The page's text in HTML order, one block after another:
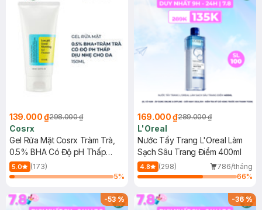
139.000 ₫298.000 ₫
Cosrx
Gel Rửa Mặt Cosrx Tràm Trà,
0.5% BHA Có Độ pH Thấp
150ml
5.0
(173)
5%
169.000 ₫289.000 ₫
L'Oreal
Nước Tẩy Trang L'Oreal Làm
Sạch Sâu Trang Điểm 400ml
4.8 (298)
786/tháng
66%
-53% -36%